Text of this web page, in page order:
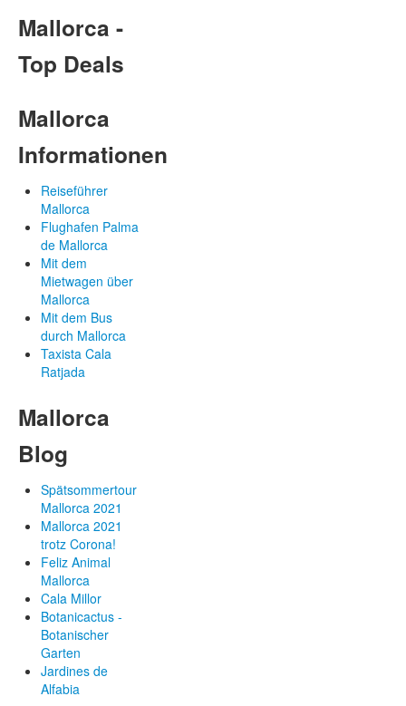
Mallorca -
Top Deals
Mallorca
Informationen
Reiseführer
Mallorca
Flughafen Palma
de Mallorca
Mit dem
Mietwagen über
Mallorca
Mit dem Bus
durch Mallorca
Taxista Cala
Ratjada
Mallorca
Blog
Spätsommertour
Mallorca 2021
Mallorca 2021
trotz Corona!
Feliz Animal
Mallorca
Cala Millor
Botanicactus -
Botanischer
Garten
Jardines de
Alfabia